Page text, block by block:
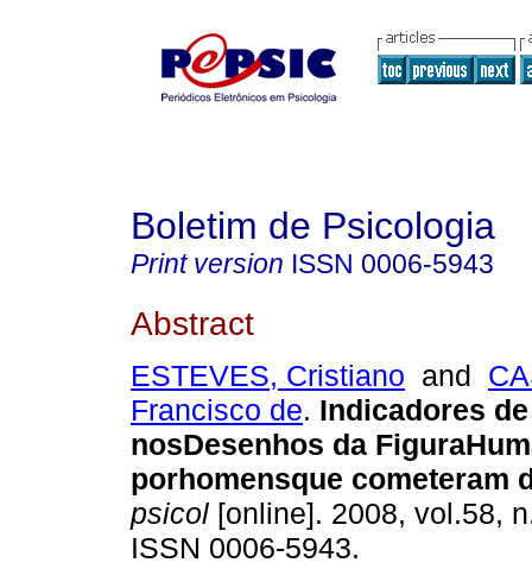
Boletim de Psicologia
Print version ISSN 0006-5943
Abstract
ESTEVES, Cristiano and
Francisco de. Indicadores
nosDesenhos da Figura
porhomensque cometeram
psicol [online]. 2008, vol.58,
ISSN 0006-5943.